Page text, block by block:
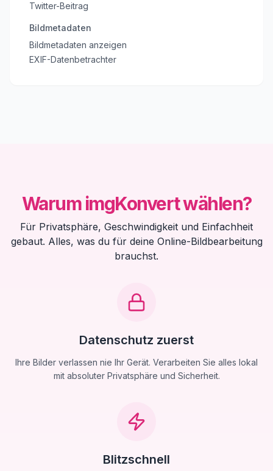
Twitter-Beitrag
Bildmetadaten
Bildmetadaten anzeigen
EXIF-Datenbetrachter
Warum imgKonvert wählen?
Für Privatsphäre, Geschwindigkeit und Einfachheit
gebaut. Alles, was du für deine Online-Bildbearbeitung
brauchst.
Datenschutz zuerst
Ihre Bilder verlassen nie Ihr Gerät. Verarbeiten Sie alles lokal
mit absoluter Privatsphäre und Sicherheit.
Blitzschnell